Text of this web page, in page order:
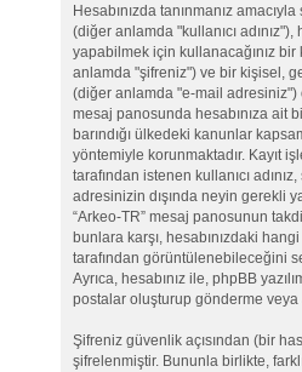
Hesabınızda tanınmanız
(diğer anlamda "kullanıcı adınız"),
yapabilmek için kullanacağınız
anlamda "şifreniz") ve bir kişisel,
(diğer anlamda "e-mail adresiniz")
mesaj panosunda hesabınıza ait
barındığı ülkedeki kanunlar
yöntemiyle korunmaktadır. Kayıt
tarafından istenen kullanıcı
adresinizin dışında neyin gerekli
“Arkeo-TR” mesaj panosunun
bunlara karşı, hesabınızdaki
tarafından görüntülenebileceğini
Ayrıca, hesabınız ile, phpBB
postalar oluşturup gönderme veya
Şifreniz güvenlik açısından (bir
şifrelenmiştir. Bununla birlikte,